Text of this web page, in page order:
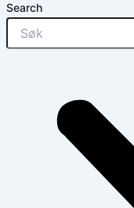
Search